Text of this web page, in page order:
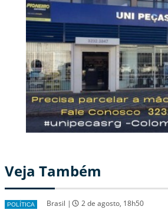
Veja Também
POLÍTICA Brasil | 2 de agosto, 18h50